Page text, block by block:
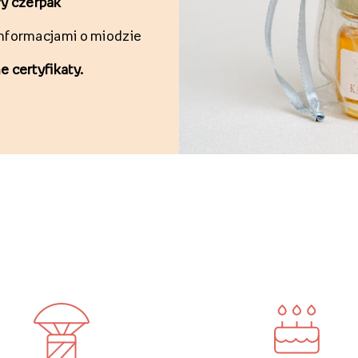
o miodzie
certyfikaty.